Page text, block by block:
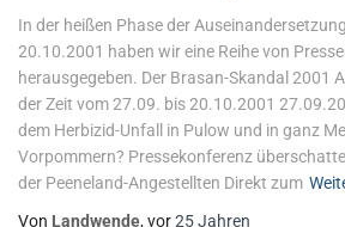
In der heißen Phase der
20.10.2001 haben wir eine Reihe von
herausgegeben. Der Brasan-Skandal 2001
der Zeit vom 27.09. bis 20.10.2001
dem Herbizid-Unfall in Pulow und in ganz
Vorpommern? Pressekonferenz
der Peeneland-Angestellten Direkt zum
Von Landwende, vor25 Jahren